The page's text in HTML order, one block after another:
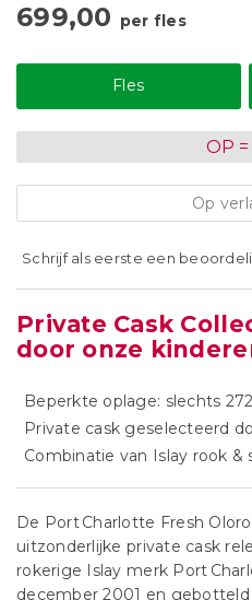
699,00 per fles
Fles
OP
Op
Schrijf als eerste een
Private Cask
door onze
Beperkte oplage: slechts
Private cask geselecteerd
Combinatie van Islay rook &
De Port Charlotte Fresh
uitzonderlijke private cask
rokerige Islay merk Port
december 2001 en gebotteld